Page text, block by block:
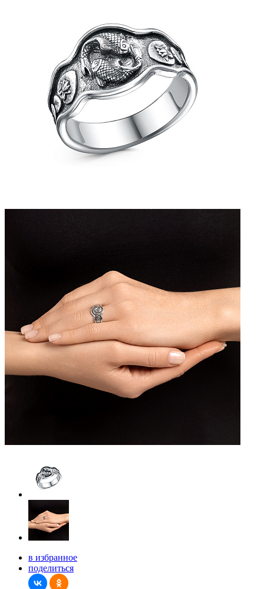
в избранное
поделиться